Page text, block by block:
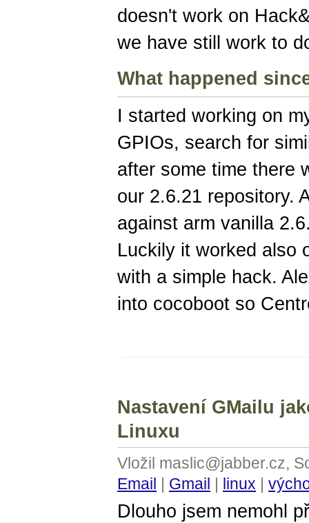
doesn't work on
we have still work to
What happened
I started working on
GPIOs, search for
after some time there
our 2.6.21 repository.
against arm vanilla
Luckily it worked also
with a simple hack.
into cocoboot so
Nastavení GMailu
Linuxu
Vložil maslic@jabber.cz,
Email
Gmail linux
Dlouho jsem nemohl